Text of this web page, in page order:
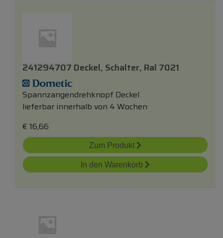
241294707 Deckel, Schalter, Ral 7021
Spannzangendrehknopf Deckel
lieferbar innerhalb von 4 Wochen
€ 16,66
Zum Produkt
In den Warenkorb